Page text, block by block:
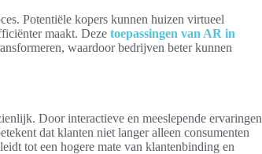
Potentiële kopers kunnen huizen virtueel
maakt. Deze toepassingen van AR in
waardoor bedrijven beter kunnen
Door interactieve en meeslepende ervaringen
dat klanten niet langer alleen consumenten
tot een hogere mate van klantenbinding en